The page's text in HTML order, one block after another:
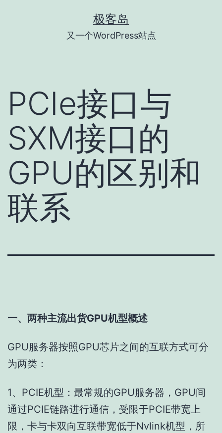
极客岛
又一个WordPress站点
PCIe接口与
SXM接口的
GPU的区别和
联系
一、两种主流出货GPU机型概述
GPU服务器按照GPU芯片之间的互联方式可分
为两类：
1、PCIE机型：最常规的GPU服务器，GPU间
通过PCIE链路进行通信，受限于PCIE带宽上
限，卡与卡双向互联带宽低于Nvlink机型，所